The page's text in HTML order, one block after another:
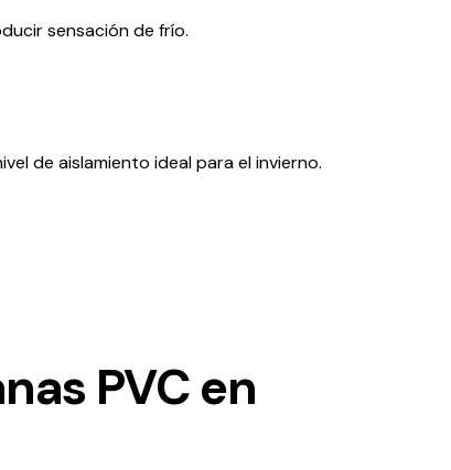
sensación de frío.
de aislamiento ideal para el invierno.
PVC en